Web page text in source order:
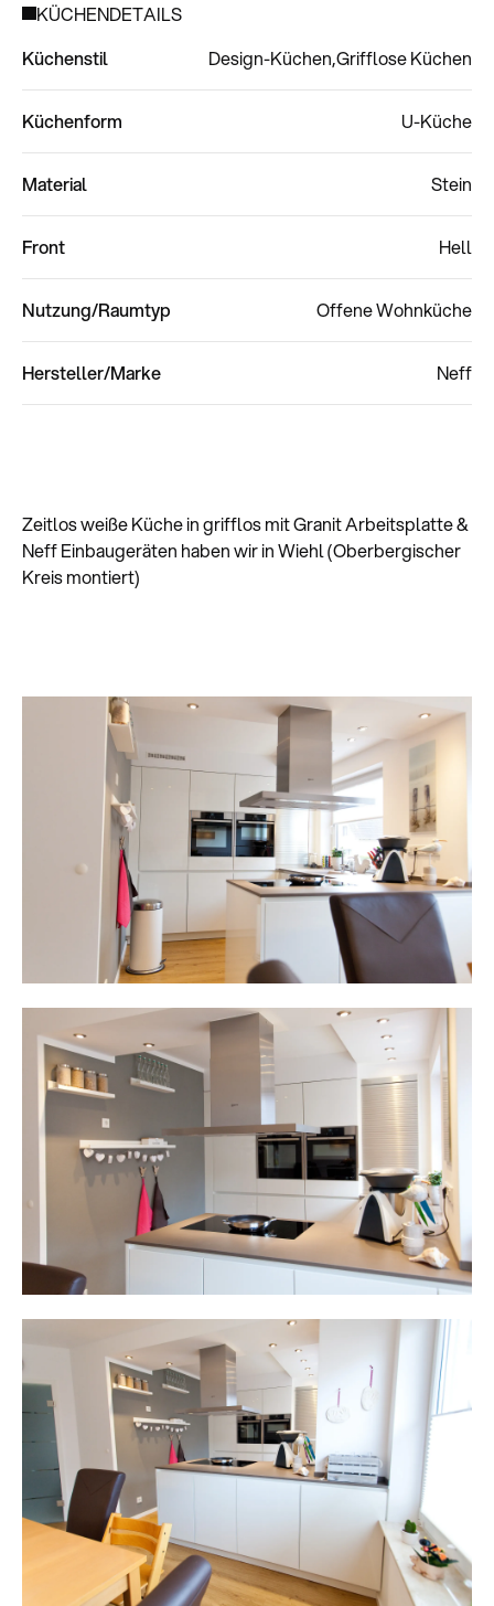
KÜCHENDETAILS
Küchenstil
Design-Küchen Grifflose Küchen
Küchenform U-Küche
Material Stein
Front Hell
Nutzung/Raumtyp Offene Wohnküche
Hersteller/Marke Neff
Zeitlos weiße Küche in grifflos mit Granit Arbeitsplatte &
Neff Einbaugeräten haben wir in Wiehl (Oberbergischer
Kreis montiert)